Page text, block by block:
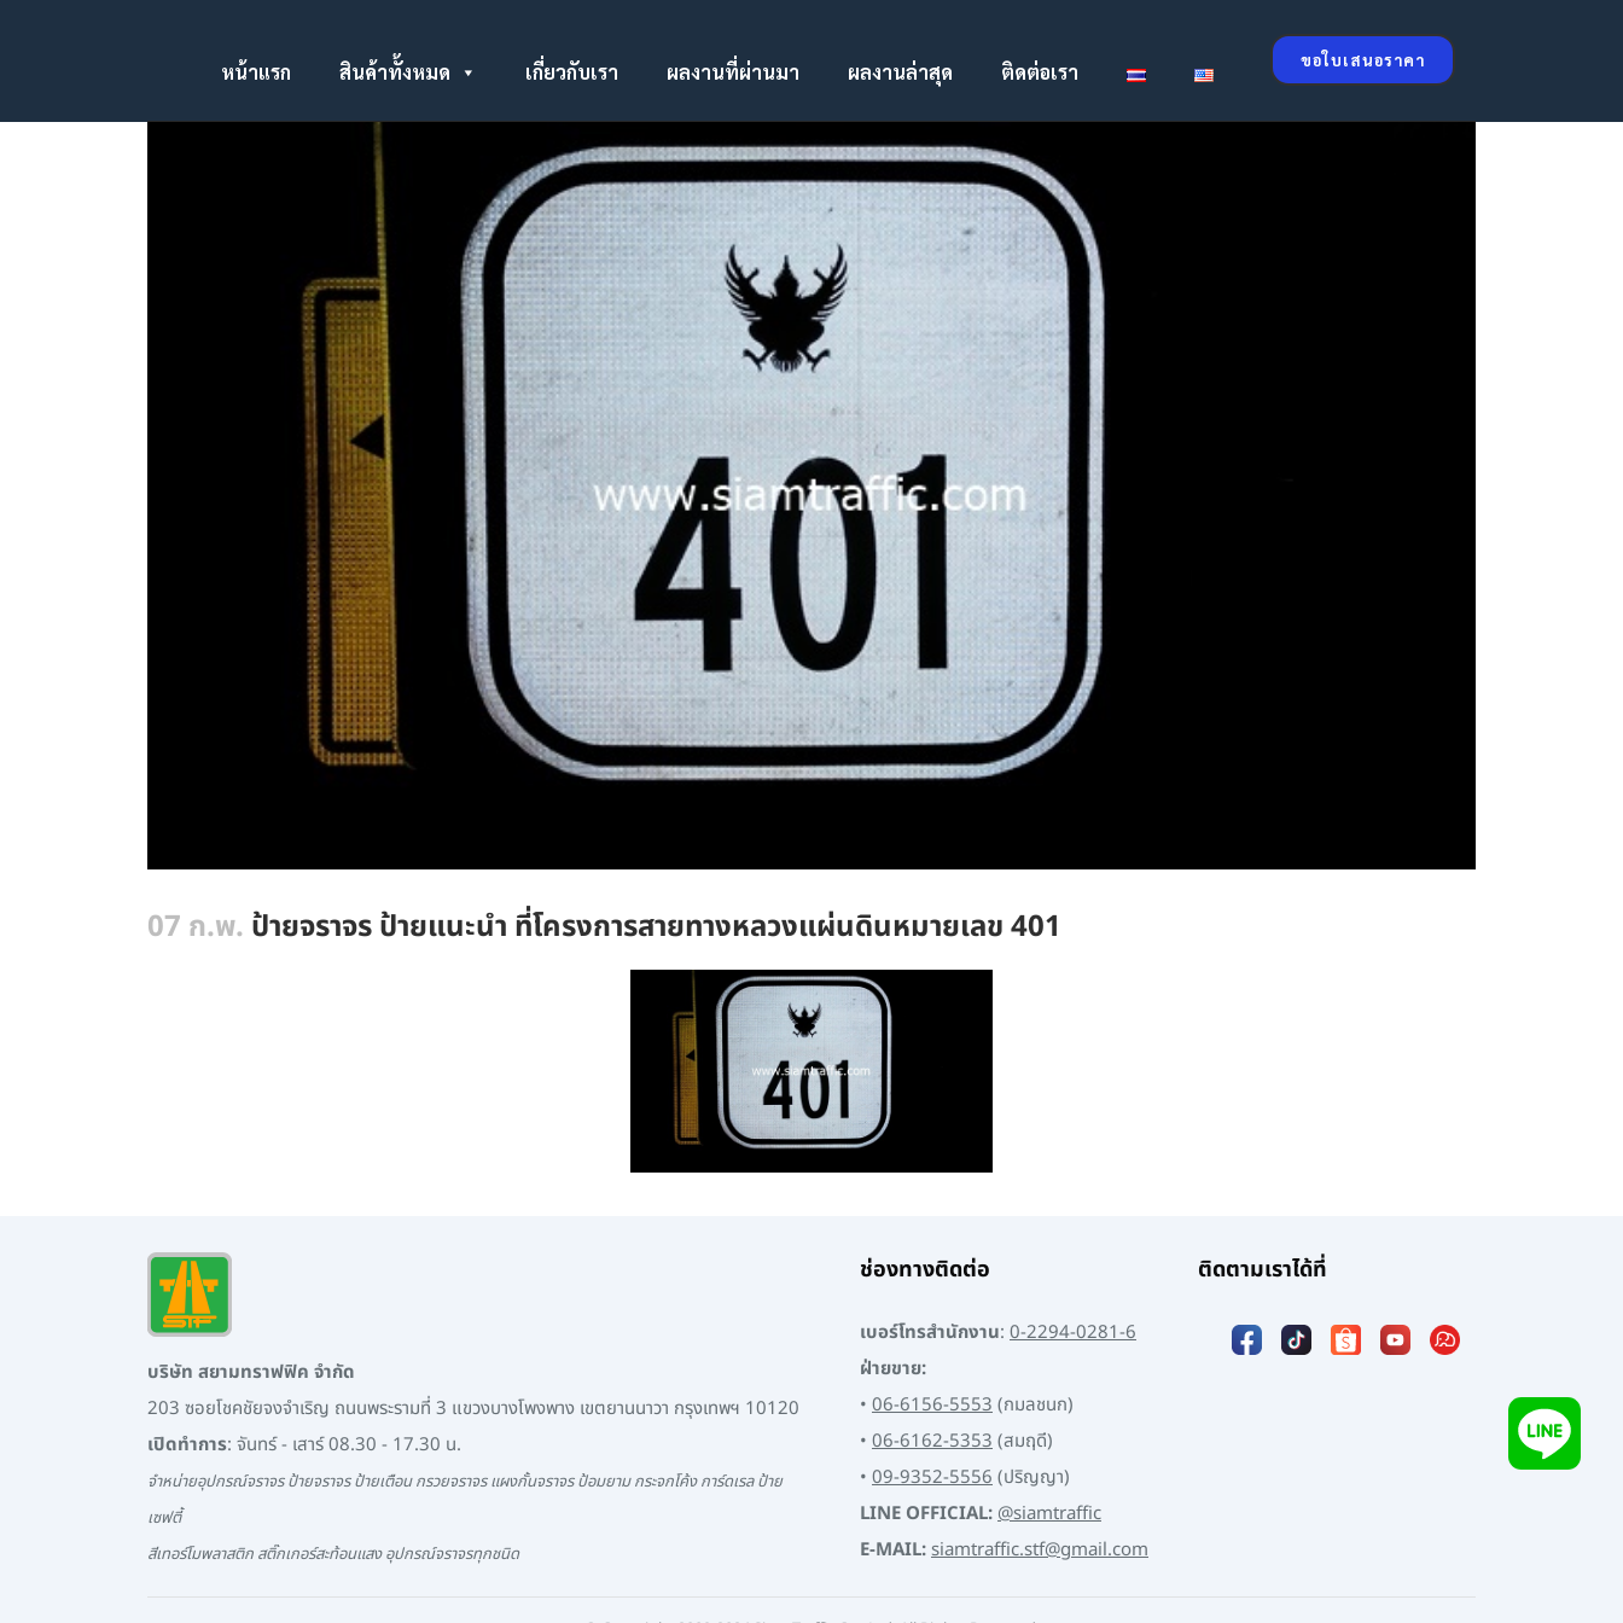
ขอใบเสนอราคา
หน้าแรก สินค้าทั้งหมด เกี่ยวกับเรา ผลงานที่ผ่านมา ผลงานล่าสุด ติดต่อเรา
07 ก.พ. ป้ายจราจร ป้ายแนะนำ ที่โครงการสายทางหลวงแผ่นดินหมายเลข 401
บริษัท สยามทราฟฟิค จำกัด
203 ซอยโชคชัยจงจำเริญ ถนนพระรามที่ 3 แขวงบางโพงพาง เขตยานนาวา กรุงเทพฯ 10120
เปิดทำการ: จันทร์ - เสาร์ 08.30 - 17.30 น.
จำหน่ายอุปกรณ์จราจร ป้ายจราจร ป้ายเตือน กรวยจราจร แผงกั้นจราจร ป้อมยาม กระจกโค้ง การ์ดเรล ป้าย
เซฟตี้
สีเทอร์โมพลาสติก สติ๊กเกอร์สะท้อนแสง อุปกรณ์จราจรทุกชนิด
ช่องทางติดต่อ
เบอร์โทรสำนักงาน: 0-2294-0281-6
ฝ่ายขาย:
• 06-6156-5553(กมลชนก)
• 06-6162-5353(สมฤดี)
• 09-9352-5556(ปริญญา)
LINE OFFICIAL:@siamtraffic
E-MAIL:siamtraffic.stf@gmail.com
ติดตามเราได้ที่